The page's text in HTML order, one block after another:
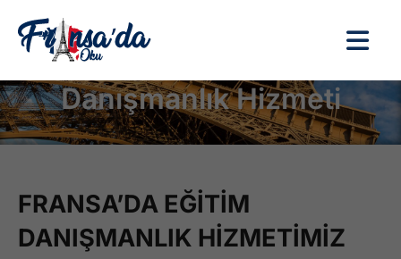
Danışmanlık Hizmeti
FRANSA’DA EĞİTİM
DANIŞMANLIK HİZMETİMİZ